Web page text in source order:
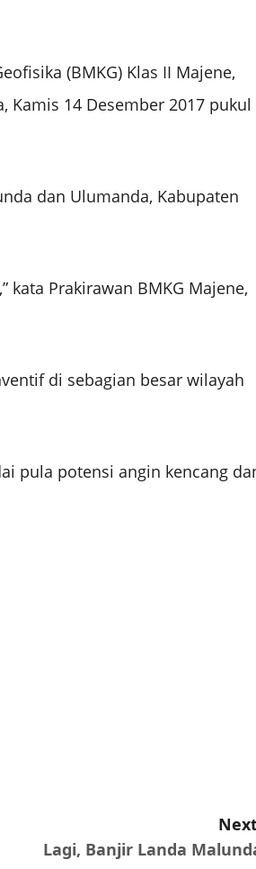
(BMKG) Klas II Majene,
Kamis 14 Desember 2017 pukul
dan Ulumanda, Kabupaten
kata Prakirawan BMKG Majene,
di sebagian besar wilayah
pula potensi angin kencang
Lagi, Banjir Landa